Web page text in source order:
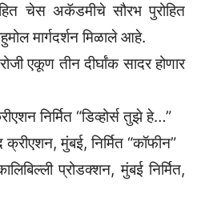
चेस अकॅडमीचे सौरभ पुरोहित
मार्गदर्शन मिळाले आहे.
एकूण तीन दीर्घांक सादर होणार
निर्मित “डिव्होर्स तुझे हे…”
मुंबई, निर्मित “कॉफीन”
प्रोडक्शन, मुंबई निर्मित,